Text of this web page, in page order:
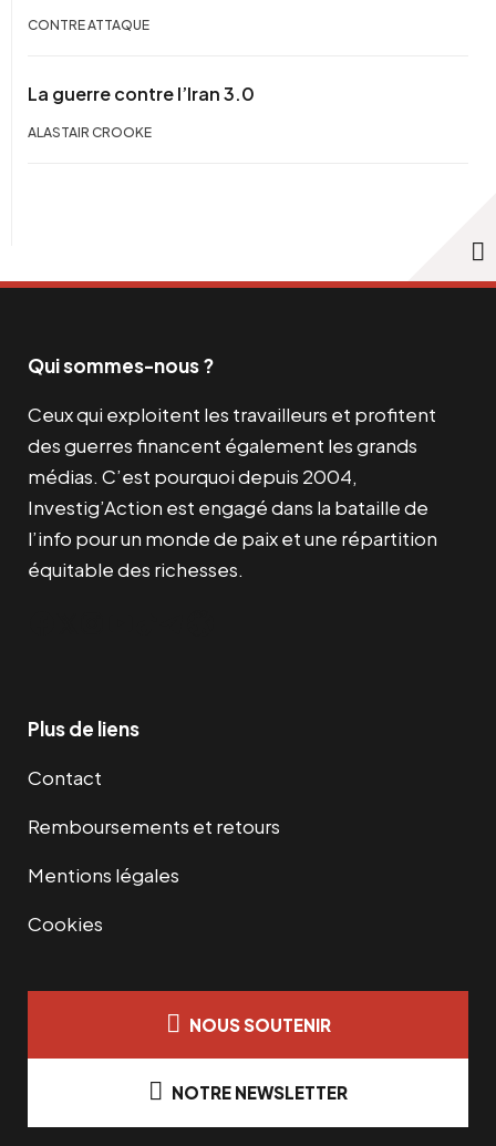
CONTRE ATTAQUE
La guerre contre l’Iran 3.0
ALASTAIR CROOKE
Qui sommes-nous ?
Ceux qui exploitent les travailleurs et profitent
des guerres financent également les grands
médias. C’est pourquoi depuis 2004,
Investig’Action est engagé dans la bataille de
l’info pour un monde de paix et une répartition
équitable des richesses.
Plus de liens
Contact
Remboursements et retours
Mentions légales
Cookies
NOUS SOUTENIR
NOTRE NEWSLETTER